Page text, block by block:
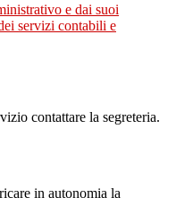
e dai suoi
servizi contabili e
contattare la segreteria.
in autonomia la